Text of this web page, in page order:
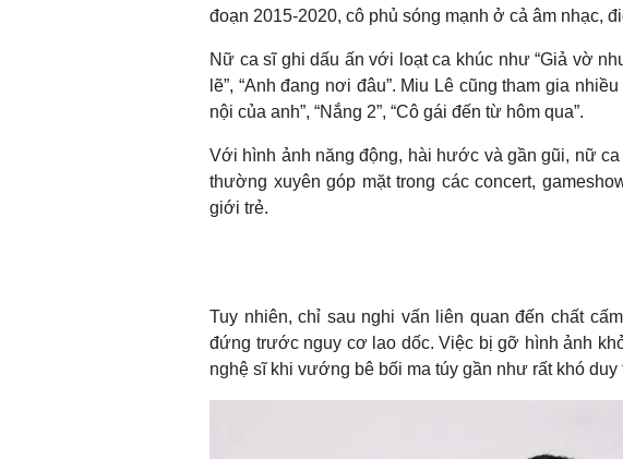
đoạn 2015-2020, cô phủ sóng mạnh ở cả âm nhạc,
Nữ ca sĩ ghi dấu ấn với loạt ca khúc như “Giả vờ
lẽ”, “Anh đang nơi đâu”. Miu Lê cũng tham gia
nội của anh”, “Nắng 2”, “Cô gái đến từ hôm qua”.
Với hình ảnh năng động, hài hước và gần gũi, nữ
thường xuyên góp mặt trong các concert,
giới trẻ.
Tuy nhiên, chỉ sau nghi vấn liên quan đến chất
đứng trước nguy cơ lao dốc. Việc bị gỡ hình ảnh
nghệ sĩ khi vướng bê bối ma túy gần như rất khó duy